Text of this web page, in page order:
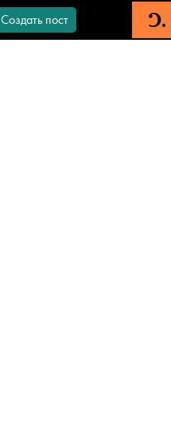
Создать пост